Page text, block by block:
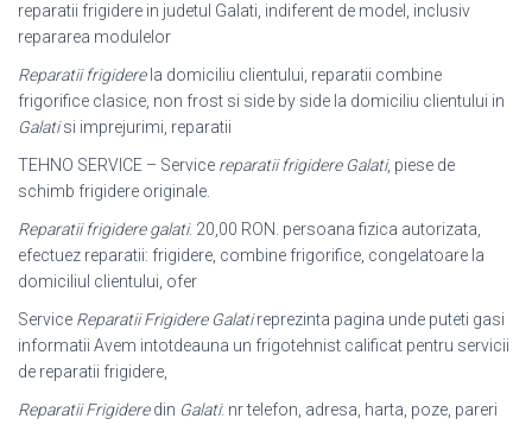
reparatii frigidere in judetul Galati, indiferent de model, inclusiv
repararea modulelor
Reparatii frigiderela domiciliu clientului, reparatii combine
frigorifice clasice, non frost si side by side la domiciliu clientului in
Galatisi imprejurimi, reparatii
TEHNO SERVICE – Service reparatii frigidere Galati, piese de
schimb frigidere originale.
Reparatii frigidere galati. 20,00 RON. persoana fizica autorizata,
efectuez reparatii: frigidere, combine frigorifice, congelatoare la
domiciliul clientului, ofer
Service Reparatii Frigidere Galatireprezinta pagina unde puteti gasi
informatii Avem intotdeauna un frigotehnist calificat pentru servicii
de reparatii frigidere,
Reparatii Frigideredin Galati: nr telefon, adresa, harta, poze, pareri